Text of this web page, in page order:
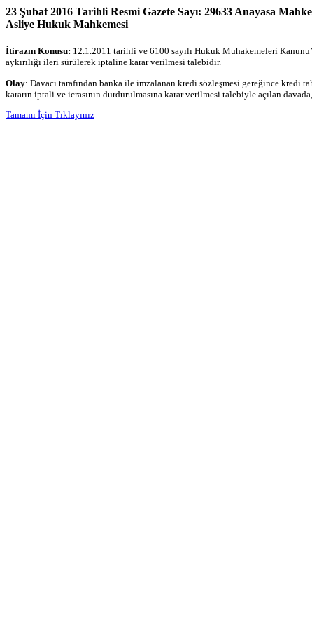
23 Şubat 2016 Tarihli Resmi Gazete Sayı: 29633 Anayasa
Asliye Hukuk Mahkemesi
İtirazın Konusu: 12.1.2011 tarihli ve 6100 sayılı Hukuk Muhakemeleri
aykırılığı ileri sürülerek iptaline karar verilmesi talebidir.
Olay: Davacı tarafından banka ile imzalanan kredi sözleşmesi gereğince kredi
kararın iptali ve icrasının durdurulmasına karar verilmesi talebiyle açılan
Tamamı İçin Tıklayınız